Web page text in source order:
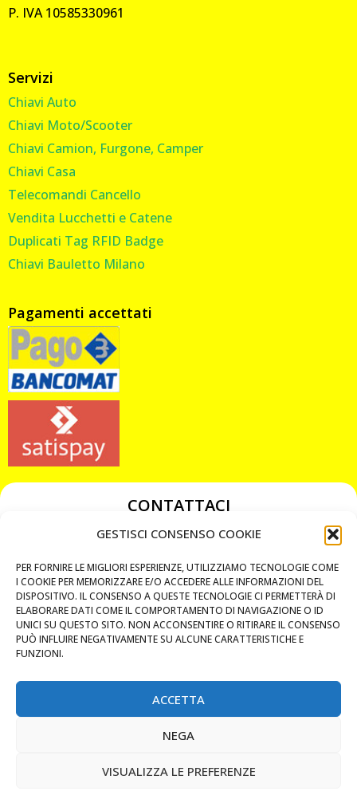
GESTISCI CONSENSO COOKIE
PER FORNIRE LE MIGLIORI ESPERIENZE, UTILIZZIAMO TECNOLOGIE COME
I COOKIE PER MEMORIZZARE E/O ACCEDERE ALLE INFORMAZIONI DEL
DISPOSITIVO. IL CONSENSO A QUESTE TECNOLOGIE CI PERMETTERÀ DI
ELABORARE DATI COME IL COMPORTAMENTO DI NAVIGAZIONE O ID
UNICI SU QUESTO SITO. NON ACCONSENTIRE O RITIRARE IL CONSENSO
PUÒ INFLUIRE NEGATIVAMENTE SU ALCUNE CARATTERISTICHE E
FUNZIONI.
ACCETTA
NEGA
VISUALIZZA LE PREFERENZE
P. IVA 10585330961
Servizi
Chiavi Auto
Chiavi Moto/Scooter
Chiavi Camion, Furgone, Camper
Chiavi Casa
Telecomandi Cancello
Vendita Lucchetti e Catene
Duplicati Tag RFID Badge
Chiavi Bauletto Milano
Pagamenti accettati
CONTATTACI
349 3863811
chiavicodificate@gmail.com
Privacy Policy
Cookie Policy
MAPS
CHIAMA ORA